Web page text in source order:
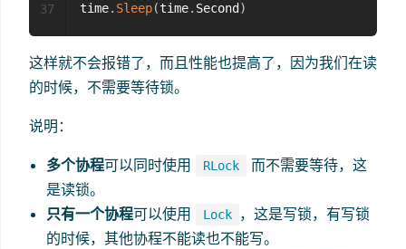
time. Sleep(time. Second )
37
这样就不会报错了，而且性能也提高了，因为我们在读
的时候，不需要等待锁。
说明：
多个协程可以同时使用 RLock
而不需要等待，这
是读锁。
只有一个协程可以使用 Lock
，这是写锁，有写锁
的时候，其他协程不能读也不能写。